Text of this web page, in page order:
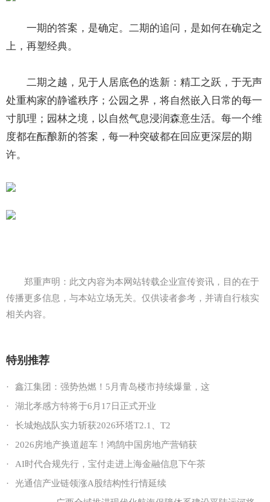
一期的答案，是确定。二期的追问，是如何在确定之
上，再塑经典。
二期之越，见于人居底色的迭新：精工之跃，于无声
处重构家的静谧秩序；公园之界，将自然嵌入日常的每一
寸肌理；园林之境，以自然气息浸润森意生活。每一个维
度都在酝酿新的答案，每一种突破都在回应更深层的期
许。
郑重声明：此文内容为本网站转载企业宣传资讯，目的在于
传播更多信息，与本站立场无关。仅供读者参考，并请自行核实
相关内容。
特别推荐
·
鑫江集团：强势热燃！5月青岛楼市持续爆量，这
·
湖北孝感方特将于6月17日正式开业
·
长城炮战队实力斩获2026环塔T2.1、T2
·
2026房地产换道超车！鸿鹄中国房地产营销获
·
AI时代合规先行，宝付走进上海金融信息下午茶
·
光通信产业链领涨A股结构性行情延续